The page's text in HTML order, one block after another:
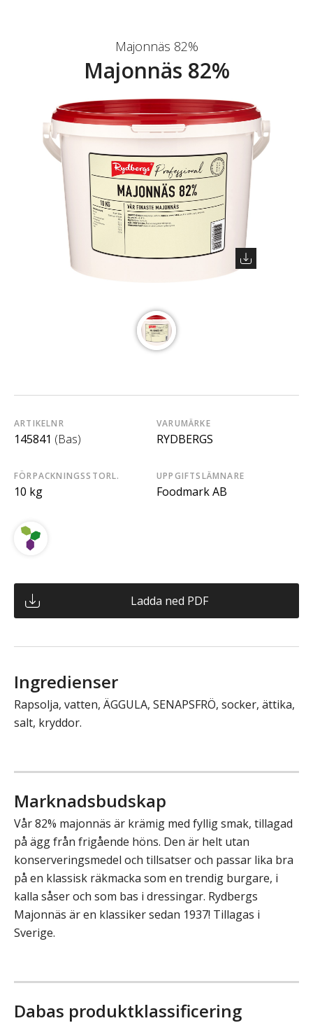
Majonnäs 82%
Majonnäs 82%
ARTIKELNR
145841 (Bas)
VARUMÄRKE
RYDBERGS
FÖRPACKNINGSSTORL.
10 kg
UPPGIFTSLÄMNARE
Foodmark AB
Ladda ned PDF
Ingredienser
Rapsolja, vatten, ÄGGULA, SENAPSFRÖ, socker, ättika,
salt, kryddor.
Marknadsbudskap
Vår 82% majonnäs är krämig med fyllig smak, tillagad
på ägg från frigående höns. Den är helt utan
konserveringsmedel och tillsatser och passar lika bra
på en klassisk räkmacka som en trendig burgare, i
kalla såser och som bas i dressingar. Rydbergs
Majonnäs är en klassiker sedan 1937! Tillagas i
Sverige.
Dabas produktklassificering